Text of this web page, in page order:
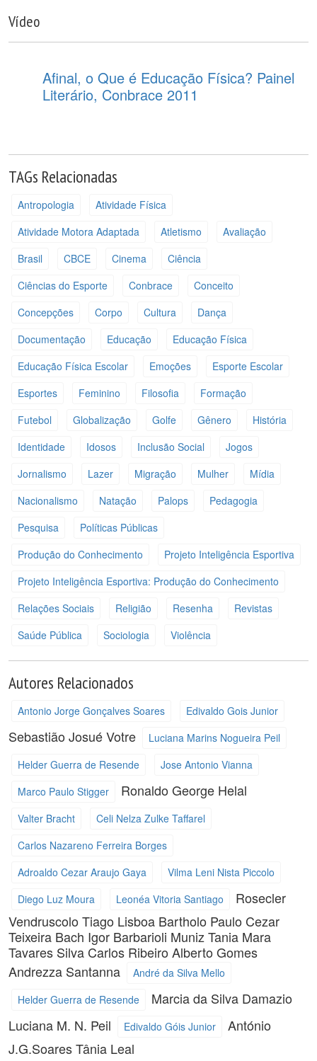
Vídeo
Afinal, o Que é Educação Física? Painel
Literário, Conbrace 2011
TAGs Relacionadas
Antropologia
Atividade Física
Atividade Motora Adaptada
Atletismo
Avaliação
Brasil
CBCE Cinema
Ciência
Ciências do Esporte
Conbrace
Conceito
Concepções
Corpo Cultura
Dança
Documentação
Educação
Educação Física
Educação Física Escolar
Emoções
Esporte Escolar
Esportes
Feminino Filosofia
Formação
Futebol
Globalização Golfe Gênero
História
Identidade
Idosos Inclusão Social
Jogos
Jornalismo
Lazer Migração Mulher
Mídia
Nacionalismo
Natação Palops
Pedagogia
Pesquisa
Políticas Públicas
Produção do Conhecimento
Projeto Inteligência Esportiva
Projeto Inteligência Esportiva: Produção do Conhecimento
Relações Sociais
Religião Resenha
Revistas
Saúde Pública
Sociologia Violência
Autores Relacionados
Antonio Jorge Gonçalves Soares Edivaldo Gois Junior
Sebastião Josué Votre
Luciana Marins Nogueira Peil
Helder Guerra de Resende
Jose Antonio Vianna
Marco Paulo Stigger
Ronaldo George Helal
Valter Bracht
Celi Nelza Zulke Taffarel
Carlos Nazareno Ferreira Borges
Adroaldo Cezar Araujo Gaya
Vilma Leni Nista Piccolo
Diego Luz Moura
Leonéa Vitoria Santiago
Rosecler
Vendruscolo Tiago Lisboa Bartholo Paulo Cezar
Teixeira Bach Igor Barbarioli Muniz Tania Mara
Tavares Silva Carlos Ribeiro Alberto Gomes
Andrezza Santanna
André da Silva Mello
Helder Guerra de Resende
Marcia da Silva Damazio
Luciana M. N. Peil
Edivaldo Góis Junior
António
J.G.SoaresTânia Leal